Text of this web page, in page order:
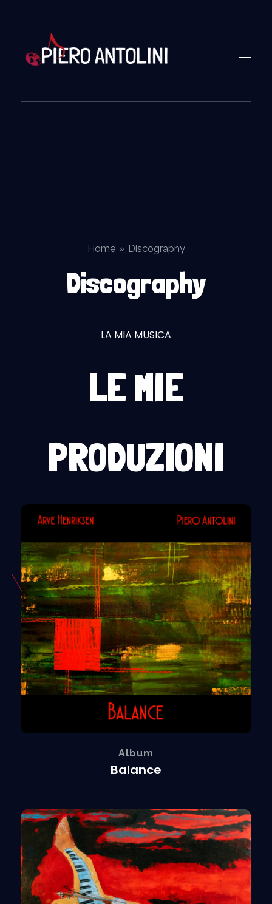
Home » Discography
Discography
LA MIA MUSICA
LE MIE
PRODUZIONI
Album
Balance